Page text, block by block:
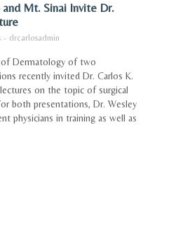
Mt. Sinai Invite Dr.
- drcarlosadmin
Dermatology of two
recently invited Dr. Carlos K.
on the topic of surgical
both presentations, Dr. Wesley
physicians in training as well as